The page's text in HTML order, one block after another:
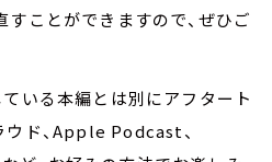
ことができますので、ぜひご
いる本編とは別にアフタート
ド、Apple Podcast、